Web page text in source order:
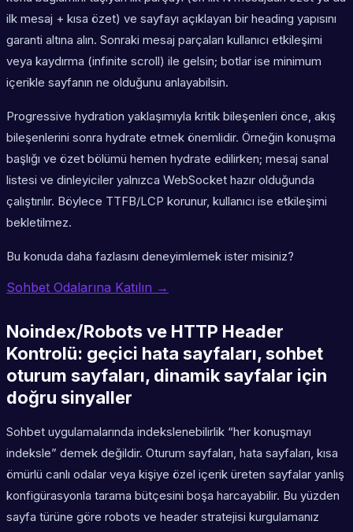
ilk mesaj + kısa özet) ve sayfayı açıklayan bir heading yapısını
garanti altına alın. Sonraki mesaj parçaları kullanıcı etkileşimi
veya kaydırma (infinite scroll) ile gelsin; botlar ise minimum
içerikle sayfanın ne olduğunu anlayabilsin.
Progressive hydration yaklaşımıyla kritik bileşenleri önce, akış
bileşenlerini sonra hydrate etmek önemlidir. Örneğin konuşma
başlığı ve özet bölümü hemen hydrate edilirken; mesaj sanal
listesi ve dinleyiciler yalnızca WebSocket hazır olduğunda
çalıştırılır. Böylece TTFB/LCP korunur, kullanıcı ise etkileşimi
bekletilmez.
Bu konuda daha fazlasını deneyimlemek ister misiniz?
Sohbet Odalarına Katılın →
Noindex/Robots ve HTTP Header
Kontrolü: geçici hata sayfaları, sohbet
oturum sayfaları, dinamik sayfalar için
doğru sinyaller
Sohbet uygulamalarında indekslenebilirlik “her konuşmayı
indeksle” demek değildir. Oturum sayfaları, hata sayfaları, kısa
ömürlü canlı odalar veya kişiye özel içerik üreten sayfalar yanlış
konfigürasyonla tarama bütçesini boşa harcayabilir. Bu yüzden
sayfa türüne göre robots ve header stratejisi kurgulamanız